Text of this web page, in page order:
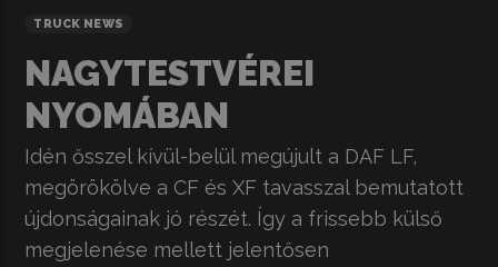
TRUCK NEWS
NAGYTESTVÉREI
NYOMÁBAN
Idén ősszel kívül-belül megújult a DAF LF,
megörökölve a CF és XF tavasszal bemutatott
újdonságainak jó részét. Így a frissebb külső
megjelenése mellett jelentősen